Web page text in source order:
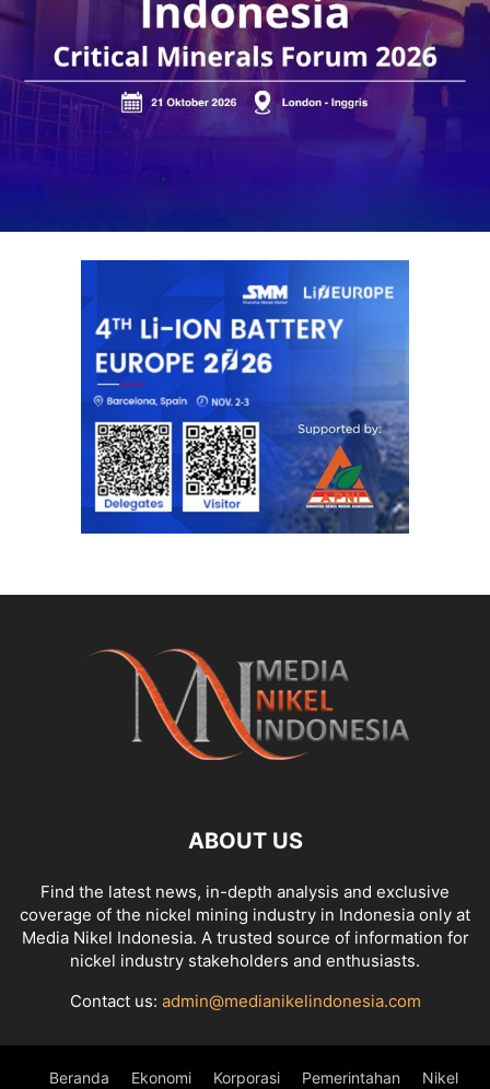
ABOUT US
Find the latest news, in-depth analysis and exclusive
coverage of the nickel mining industry in Indonesia only at
Media Nikel Indonesia. A trusted source of information for
nickel industry stakeholders and enthusiasts.
Contact us: admin@medianikelindonesia.com
Beranda Ekonomi Korporasi Pemerintahan Nikel